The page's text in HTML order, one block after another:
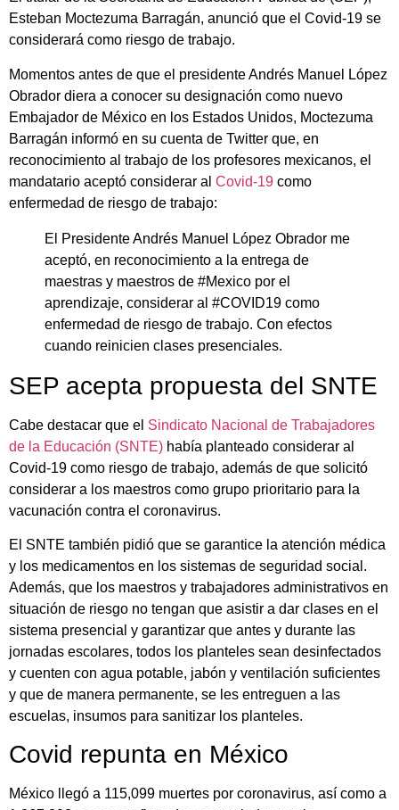
Esteban Moctezuma Barragán, anunció que el Covid-19 se
considerará como riesgo de trabajo.
Momentos antes de que el presidente Andrés Manuel López
Obrador diera a conocer su designación como nuevo
Embajador de México en los Estados Unidos, Moctezuma
Barragán informó en su cuenta de Twitter que, en
reconocimiento al trabajo de los profesores mexicanos, el
mandatario aceptó considerar al Covid-19 como
enfermedad de riesgo de trabajo:
El Presidente Andrés Manuel López Obrador me
aceptó, en reconocimiento a la entrega de
maestras y maestros de #Mexico por el
aprendizaje, considerar al #COVID19 como
enfermedad de riesgo de trabajo. Con efectos
cuando reinicien clases presenciales.
SEP acepta propuesta del SNTE
Cabe destacar que el Sindicato Nacional de Trabajadores
de la Educación (SNTE) había planteado considerar al
Covid-19 como riesgo de trabajo, además de que solicitó
considerar a los maestros como grupo prioritario para la
vacunación contra el coronavirus.
El SNTE también pidió que se garantice la atención médica
y los medicamentos en los sistemas de seguridad social.
Además, que los maestros y trabajadores administrativos en
situación de riesgo no tengan que asistir a dar clases en el
sistema presencial y garantizar que antes y durante las
jornadas escolares, todos los planteles sean desinfectados
y cuenten con agua potable, jabón y ventilación suficientes
y que de manera permanente, se les entreguen a las
escuelas, insumos para sanitizar los planteles.
Covid repunta en México
México llegó a 115,099 muertes por coronavirus, así como a